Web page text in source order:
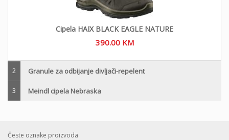
Cipela HAIX BLACK EAGLE NATURE
390.00 KM
2 Granule za odbijanje divljači-repelent
3 Meindl cipela Nebraska
Česte oznake proizvoda